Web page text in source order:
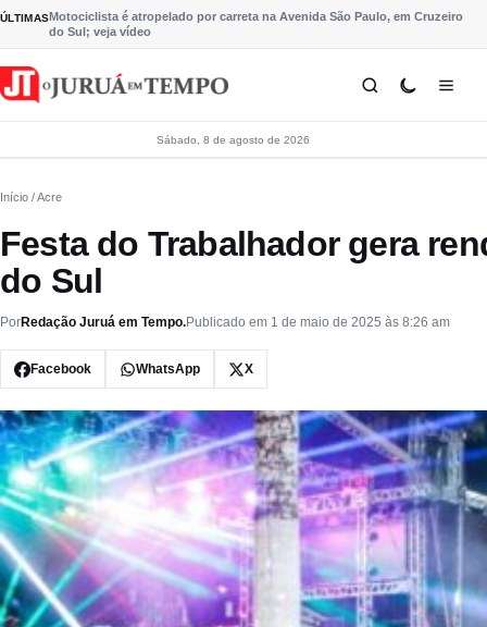
Pular para o conteúdo
ÚLTIMASMotociclista é atropelado por carreta na Avenida São Paulo, em Cruzeiro
do Sul; veja vídeo
Sábado, 8 de agosto de 2026
Início / Acre
Festa do Trabalhador gera
do Sul
PorRedação Juruá em Tempo.Publicado em 1 de maio de 2025 às 8:26 am
Facebook WhatsApp X